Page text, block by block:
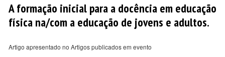
A formação inicial para a docência em educação
física na/com a educação de jovens e adultos.
Artigo apresentado no Artigos publicados em evento